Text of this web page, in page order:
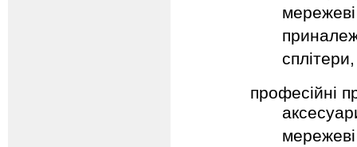
професійні